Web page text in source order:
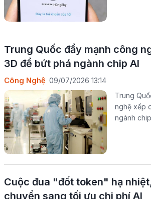
Trung Quốc đẩy mạnh công
3D để bứt phá ngành chip AI
Công Nghệ 09/07/2026 13:14
Trung
nghệ xếp
ngành
Cuộc đua "đốt token" hạ
chuyển sang tối ưu chi phí AI